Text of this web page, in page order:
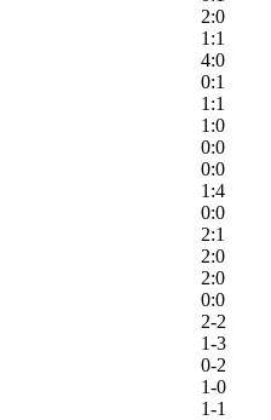
2:0
1:1
4:0
0:1
1:1
1:0
0:0
0:0
1:4
0:0
2:1
2:0
2:0
0:0
2-2
1-3
0-2
1-0
1-1